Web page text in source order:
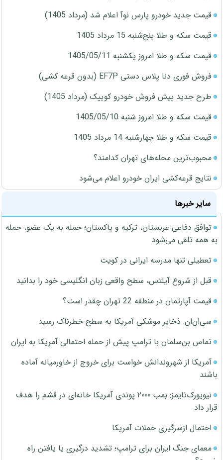
قیمت جدید خودرو پارس نوآ اعلام شد (مرداد 1405)
قیمت سکه و طلا پنج‌شنبه 15 مرداد 1405
قیمت سکه و طلا امروز یکشنبه 1405/05/11
فروش فوری دنا پلاس دستی EF7P (بدون قرعه کشی)
طرح جدید پیش فروش خودرو کوییک (مرداد 1405)
قیمت سکه و طلا امروز شنبه 1405/05/10
قیمت سکه و طلا چهارشنبه 14 مرداد 1405
محبوب‌ترین محله‌های تهران کدامند؟
نتایج قرعه‌کشی ایران خودرو اعلام می‌شود
سایر خبرها
توافق دفاعی عربستان، ترکیه و پاکستان؛ حمله به یک عضو، حمله
به همه تلقی می‌شود
تعطیلی تنها مدرسه ایرانی در کویت
قبل از شروع آیلتس، سطح واقعی زبان انگلیسی خود را بدانید
قیمت آپارتمان در منطقه 22 تهران چقدر است؟
سی‌ان‌ان: ذخایر موشکی آمریکا به سطح خطرناک رسید
تماس بن‌سلمان با ترامپ پیش از حمله احتمالی آمریکا به ایران
آمریکا از شهروندانش خواست برای خروج از خاورمیانه آماده
باشند
نیویورک‌تایمز: بمب ۲۰۰۰ پوندی آمریکا خانه‌ای در قشم را هدف
قرار داد
احتمال ازسرگیری حملات آمریکا
معمای جنگ ایران برای ترامپ؛ تشدید درگیری یا یافتن راه